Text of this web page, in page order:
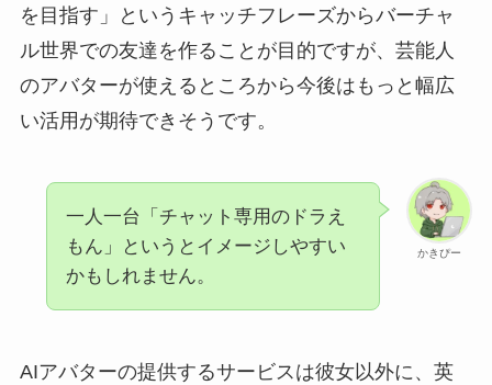
を目指す」というキャッチフレーズからバーチャ
ル世界での友達を作ることが目的ですが、芸能人
のアバターが使えるところから今後はもっと幅広
い活用が期待できそうです。
かきぴー
一人一台「チャット専用のドラえ
もん」というとイメージしやすい
かもしれません。
AIアバターの提供するサービスは彼女以外に、英